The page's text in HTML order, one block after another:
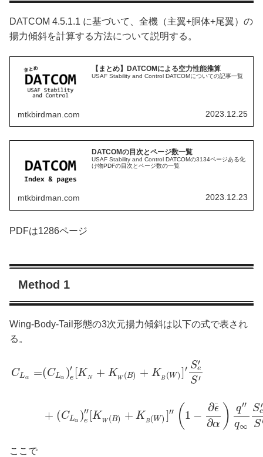
DATCOM 4.5.1.1 に基づいて、全機（主翼+胴体+尾翼）の
揚力傾斜を計算する方法について説明する。
【まとめ】DATCOMによる空力性能推算
USAF Stability and Control DATCOMについての記事一覧
mtkbirdman.com 2023.12.25
DATCOMの目次とページ数一覧
USAF Stability and Control DATCOMの3134ページある化
け物PDFの目次とページ数の一覧
mtkbirdman.com 2023.12.23
PDFは1286ページ
Method 1
Wing-Body-Tail形態の3次元揚力傾斜は以下の式で表され
る。
CLα =(CLα )′
e [K N + KW (B) + K B (W) ] ′ S′
e
S′
+ (CLα )′′
e [K W (B) + K B (W) ] ′′ ( 1 −
∂ϵ
¯
∂α ) q′′
q∞
Se
S
ここで